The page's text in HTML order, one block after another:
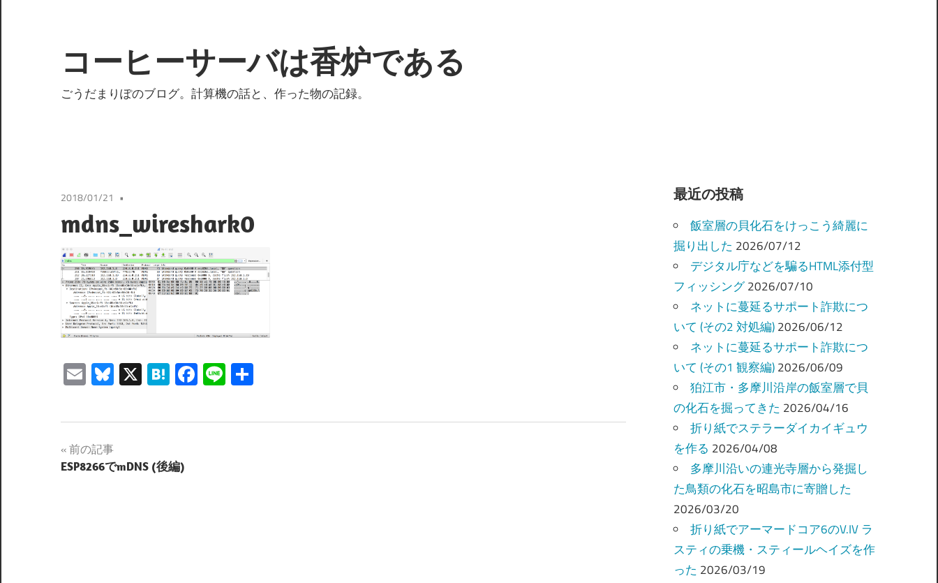
テ
ン
ツ
プ
コーヒーサーバは香炉である
ごうだまりぽのブログ。計算機の話と、作った物の記録。
2018/01/21
mdns_wireshark0
EmailBluesky
X Hatena
Facebook
Line
投
稿
前の記事
ESP8266でmDNS (後編)
最近の投稿
飯室層の貝化石をけっこう綺麗に
掘り出した 2026/07/12
デジタル庁などを騙るHTML添付型
フィッシング 2026/07/10
ネットに蔓延るサポート詐欺につ
いて (その2 対処編) 2026/06/12
ネットに蔓延るサポート詐欺につ
いて (その1 観察編) 2026/06/09
狛江市・多摩川沿岸の飯室層で貝
の化石を掘ってきた 2026/04/16
折り紙でステラーダイカイギュウ
を作る 2026/04/08
多摩川沿いの連光寺層から発掘し
た鳥類の化石を昭島市に寄贈した
2026/03/20
折り紙でアーマードコア6のV.IV ラ
スティの乗機・スティールヘイズを作
った 2026/03/19